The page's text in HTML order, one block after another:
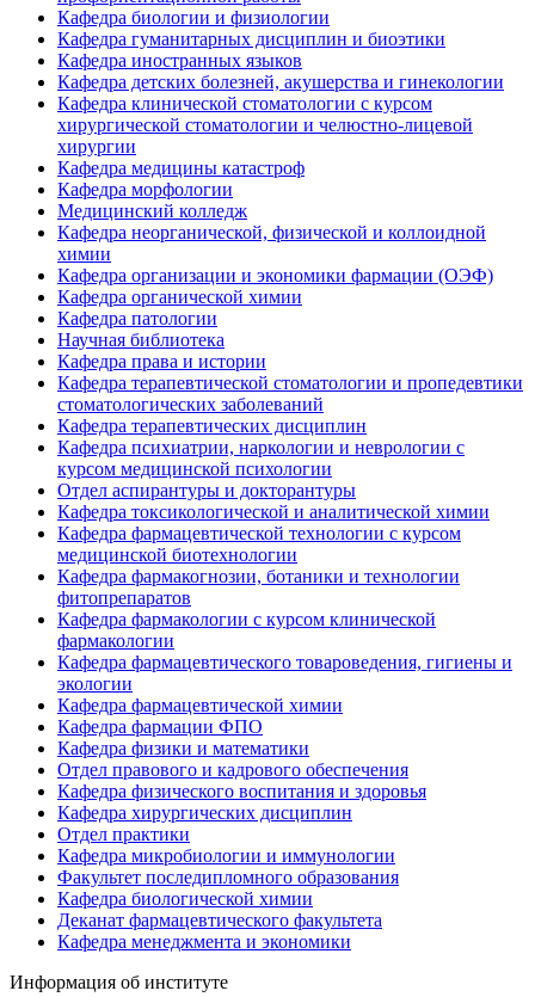
Кафедра биологии и физиологии
Кафедра гуманитарных дисциплин и биоэтики
Кафедра иностранных языков
Кафедра детских болезней, акушерства и гинекологии
Кафедра клинической стоматологии с курсом
хирургической стоматологии и челюстно-лицевой
хирургии
Кафедра медицины катастроф
Кафедра морфологии
Медицинский колледж
Кафедра неорганической, физической и коллоидной
химии
Кафедра организации и экономики фармации (ОЭФ)
Кафедра органической химии
Кафедра патологии
Научная библиотека
Кафедра права и истории
Кафедра терапевтической стоматологии и пропедевтики
стоматологических заболеваний
Кафедра терапевтических дисциплин
Кафедра психиатрии, наркологии и неврологии с
курсом медицинской психологии
Отдел аспирантуры и докторантуры
Кафедра токсикологической и аналитической химии
Кафедра фармацевтической технологии с курсом
медицинской биотехнологии
Кафедра фармакогнозии, ботаники и технологии
фитопрепаратов
Кафедра фармакологии с курсом клинической
фармакологии
Кафедра фармацевтического товароведения, гигиены и
экологии
Кафедра фармацевтической химии
Кафедра фармации ФПО
Кафедра физики и математики
Отдел правового и кадрового обеспечения
Кафедра физического воспитания и здоровья
Кафедра хирургических дисциплин
Отдел практики
Кафедра микробиологии и иммунологии
Факультет последипломного образования
Кафедра биологической химии
Деканат фармацевтического факультета
Кафедра менеджмента и экономики
Информация об институте